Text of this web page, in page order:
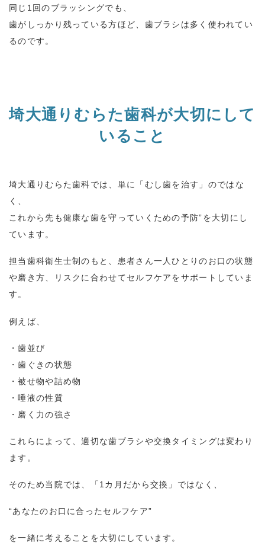
同じ 1 回のブラッシングでも、
歯がしっかり残っている方ほど、歯ブラシは多く使われてい
るのです。
埼大通りむらた歯科が大切にして
いること
埼大通りむらた歯科では、単に「むし歯を治す」のではな
く、
これから先も健康な歯を守っていくための予防”を大切にし
ています。
担当歯科衛生士制のもと、患者さん一人ひとりのお口の状態
や磨き方、リスクに合わせてセルフケアをサポートしていま
す。
例えば、
・歯並び
・歯ぐきの状態
・被せ物や詰め物
・唾液の性質
・磨く力の強さ
これらによって、適切な歯ブラシや交換タイミングは変わり
ます。
そのため当院では、「 1 カ月だから交換」ではなく、
“あなたのお口に合ったセルフケア”
を一緒に考えることを大切にしています。